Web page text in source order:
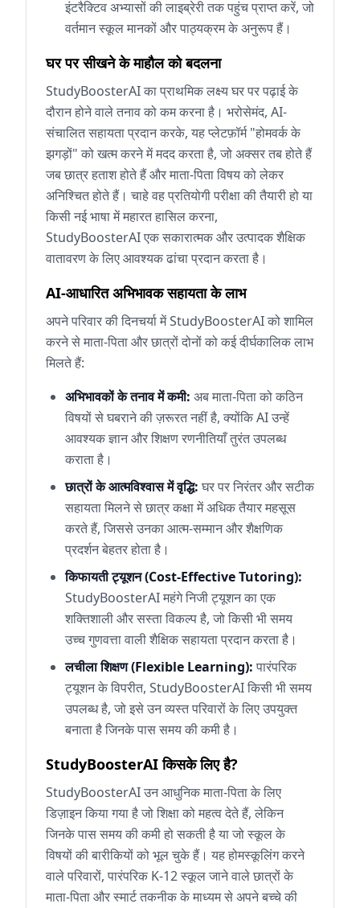
इंटरैक्टिव अभ्यासों की लाइब्रेरी तक पहुंच प्राप्त करें, जो
वर्तमान स्कूल मानकों और पाठ्यक्रम के अनुरूप हैं।
घर पर सीखने के माहौल को बदलना
StudyBoosterAI का प्राथमिक लक्ष्य घर पर पढ़ाई के
दौरान होने वाले तनाव को कम करना है। भरोसेमंद, AI-
संचालित सहायता प्रदान करके, यह प्लेटफ़ॉर्म "होमवर्क के
झगड़ों" को खत्म करने में मदद करता है, जो अक्सर तब होते हैं
जब छात्र हताश होते हैं और माता-पिता विषय को लेकर
अनिश्चित होते हैं। चाहे वह प्रतियोगी परीक्षा की तैयारी हो या
किसी नई भाषा में महारत हासिल करना,
StudyBoosterAI एक सकारात्मक और उत्पादक शैक्षिक
वातावरण के लिए आवश्यक ढांचा प्रदान करता है।
AI-आधारित अभिभावक सहायता के लाभ
अपने परिवार की दिनचर्या में StudyBoosterAI को शामिल
करने से माता-पिता और छात्रों दोनों को कई दीर्घकालिक लाभ
मिलते हैं:
अभिभावकों के तनाव में कमी: अब माता-पिता को कठिन
विषयों से घबराने की ज़रूरत नहीं है, क्योंकि AI उन्हें
आवश्यक ज्ञान और शिक्षण रणनीतियाँ तुरंत उपलब्ध
कराता है।
छात्रों के आत्मविश्वास में वृद्धि: घर पर निरंतर और सटीक
सहायता मिलने से छात्र कक्षा में अधिक तैयार महसूस
करते हैं, जिससे उनका आत्म-सम्मान और शैक्षणिक
प्रदर्शन बेहतर होता है।
किफायती ट्यूशन (Cost-Effective Tutoring):
StudyBoosterAI महंगे निजी ट्यूशन का एक
शक्तिशाली और सस्ता विकल्प है, जो किसी भी समय
उच्च गुणवत्ता वाली शैक्षिक सहायता प्रदान करता है।
लचीला शिक्षण (Flexible Learning): पारंपरिक
ट्यूशन के विपरीत, StudyBoosterAI किसी भी समय
उपलब्ध है, जो इसे उन व्यस्त परिवारों के लिए उपयुक्त
बनाता है जिनके पास समय की कमी है।
StudyBoosterAI किसके लिए है?
StudyBoosterAI उन आधुनिक माता-पिता के लिए
डिज़ाइन किया गया है जो शिक्षा को महत्व देते हैं, लेकिन
जिनके पास समय की कमी हो सकती है या जो स्कूल के
विषयों की बारीकियों को भूल चुके हैं। यह होमस्कूलिंग करने
वाले परिवारों, पारंपरिक K-12 स्कूल जाने वाले छात्रों के
माता-पिता और स्मार्ट तकनीक के माध्यम से अपने बच्चे की